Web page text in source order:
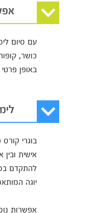
עם סיום
כושר,
באופן
בוגרי
אישית
להתקדם
יוגה
אפשרות